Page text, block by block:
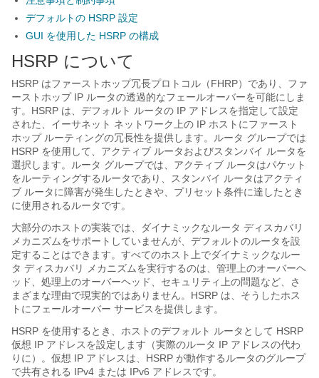
デフォルトの HSRP 設定
GUI を使用した HSRP の構成
HSRP について
HSRP はファーストホップ冗長プロトコル（FHRP）であり、ファ
ーストホップ IP ルータの透過的なフェールオーバーを可能にしま
す。HSRP は、デフォルト ルータの IP アドレスを指定して設定
された、イーサネット ネットワーク上の IP ホストにファースト
ホップ ルーティングの冗長性を提供します。ルータ グループでは
HSRP を使用して、アクティブ ルータおよびスタンバイ ルータを
選択します。ルータ グループでは、アクティブ ルータはパケット
をルーティングするルータであり、スタンバイ ルータはアクティ
ブ ルータに障害が発生したときや、プリセット条件に達したとき
に使用されるルータです。
大部分のホストの実装では、ダイナミックなルータ ディスカバリ
メカニズムをサポートしていませんが、デフォルトのルータを設
定することはできます。すべてのホスト上でダイナミックなルー
タ ディスカバリ メカニズムを実行するのは、管理上のオーバーヘ
ッド、処理上のオーバーヘッド、セキュリティ上の問題など、さ
まざまな理由で現実的ではありません。HSRP は、そうしたホス
トにフェールオーバー サービスを提供します。
HSRP を使用するとき、ホストのデフォルト ルータとして HSRP
仮想 IP アドレスを設定します（実際のルータ IP アドレスの代わ
りに）。仮想 IP アドレスは、HSRP が動作するルータのグループ
で共有される IPv4 または IPv6 アドレスです。